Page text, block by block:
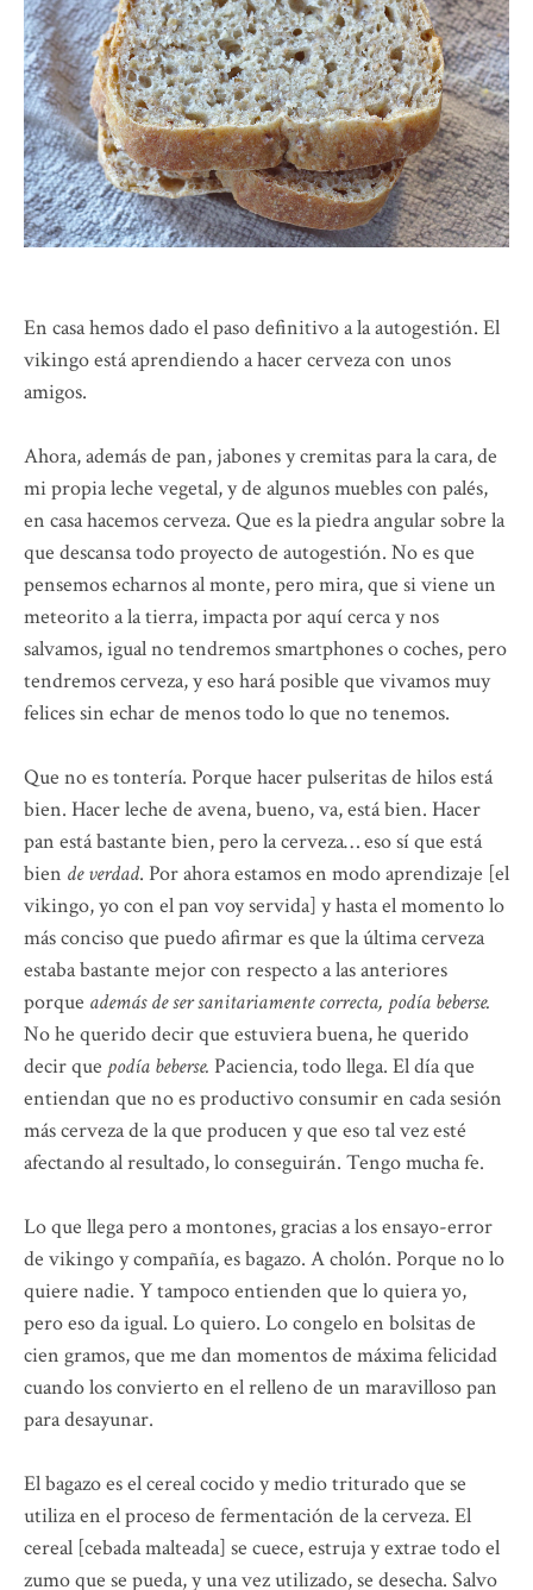
En casa hemos dado el paso definitivo a la autogestión. El
vikingo está aprendiendo a hacer cerveza con unos
amigos.
Ahora, además de pan, jabones y cremitas para la cara, de
mi propia leche vegetal, y de algunos muebles con palés,
en casa hacemos cerveza. Que es la piedra angular sobre la
que descansa todo proyecto de autogestión. No es que
pensemos echarnos al monte, pero mira, que si viene un
meteorito a la tierra, impacta por aquí cerca y nos
salvamos, igual no tendremos smartphones o coches, pero
tendremos cerveza, y eso hará posible que vivamos muy
felices sin echar de menos todo lo que no tenemos.
Que no es tontería. Porque hacer pulseritas de hilos está
bien. Hacer leche de avena, bueno, va, está bien. Hacer
pan está bastante bien, pero la cerveza… eso sí que está
bien de verdad. Por ahora estamos en modo aprendizaje [el
vikingo, yo con el pan voy servida] y hasta el momento lo
más conciso que puedo afirmar es que la última cerveza
estaba bastante mejor con respecto a las anteriores
porque además de ser sanitariamente correcta, podía beberse.
No he querido decir que estuviera buena, he querido
decir que podía beberse. Paciencia, todo llega. El día que
entiendan que no es productivo consumir en cada sesión
más cerveza de la que producen y que eso tal vez esté
afectando al resultado, lo conseguirán. Tengo mucha fe.
Lo que llega pero a montones, gracias a los ensayo-error
de vikingo y compañía, es bagazo. A cholón. Porque no lo
quiere nadie. Y tampoco entienden que lo quiera yo,
pero eso da igual. Lo quiero. Lo congelo en bolsitas de
cien gramos, que me dan momentos de máxima felicidad
cuando los convierto en el relleno de un maravilloso pan
para desayunar.
El bagazo es el cereal cocido y medio triturado que se
utiliza en el proceso de fermentación de la cerveza. El
cereal [cebada malteada] se cuece, estruja y extrae todo el
zumo que se pueda, y una vez utilizado, se desecha. Salvo